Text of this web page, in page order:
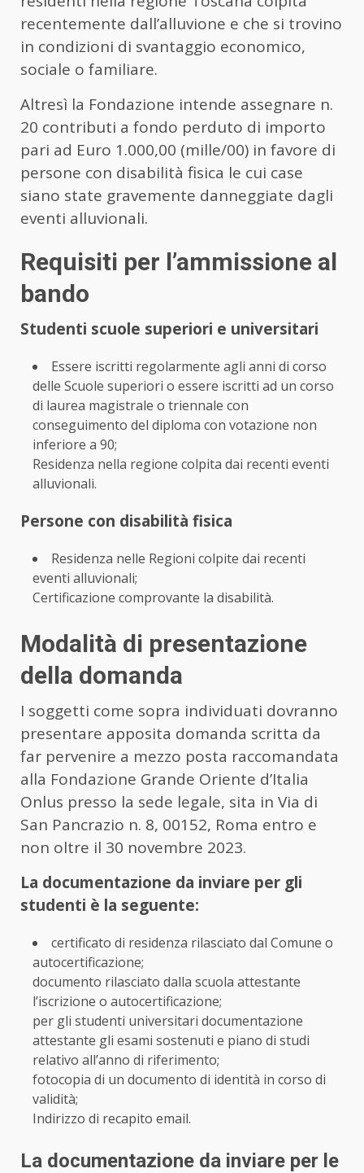
recentemente dall’alluvione e che si trovino
in condizioni di svantaggio economico,
sociale o familiare.
Altresì la Fondazione intende assegnare n.
20 contributi a fondo perduto di importo
pari ad Euro 1.000,00 (mille/00) in favore di
persone con disabilità fisica le cui case
siano state gravemente danneggiate dagli
eventi alluvionali.
Requisiti per l’ammissione al
bando
Studenti scuole superiori e universitari
Essere iscritti regolarmente agli anni di corso
delle Scuole superiori o essere iscritti ad un corso
di laurea magistrale o triennale con
conseguimento del diploma con votazione non
inferiore a 90;
Residenza nella regione colpita dai recenti eventi
alluvionali.
Persone con disabilità fisica
Residenza nelle Regioni colpite dai recenti
eventi alluvionali;
Certificazione comprovante la disabilità.
Modalità di presentazione
della domanda
I soggetti come sopra individuati dovranno
presentare apposita domanda scritta da
far pervenire a mezzo posta raccomandata
alla Fondazione Grande Oriente d’Italia
Onlus presso la sede legale, sita in Via di
San Pancrazio n. 8, 00152, Roma entro e
non oltre il 30 novembre 2023.
La documentazione da inviare per gli
studenti è la seguente:
certificato di residenza rilasciato dal Comune o
autocertificazione;
documento rilasciato dalla scuola attestante
l’iscrizione o autocertificazione;
per gli studenti universitari documentazione
attestante gli esami sostenuti e piano di studi
relativo all’anno di riferimento;
fotocopia di un documento di identità in corso di
validità;
Indirizzo di recapito email.
La documentazione da inviare per le